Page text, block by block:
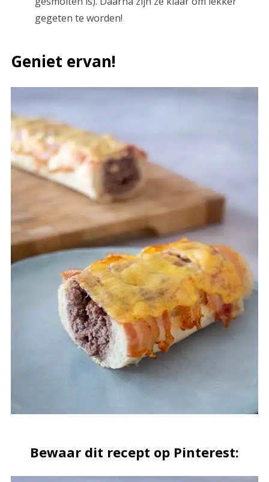
gegeten te worden!
Geniet ervan!
Bewaar dit recept op Pinterest: